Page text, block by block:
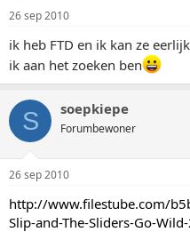
26 sep 2010
ik heb FTD en ik kan ze
ik aan het zoeken ben
S soepkiepe
Forumbewoner
26 sep 2010
http://www.filestube.com/
Slip-and-The-Sliders-Go-